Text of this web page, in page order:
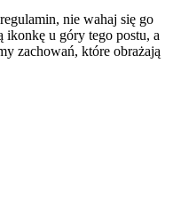
nie wahaj się go
u góry tego postu, a
zachowań, które obrażają